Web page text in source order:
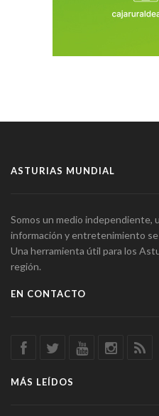
ASTURIAS MUNDIAL
Somos un medio independiente,
información y entretenimiento se
Una herramienta útil para los
región.
EN CONTACTO
MÁS LEÍDOS